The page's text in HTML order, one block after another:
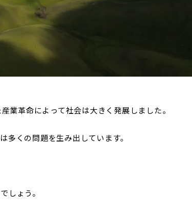
業革命によって社会は大きく発展しました。
多くの問題を生み出しています。
しょう。